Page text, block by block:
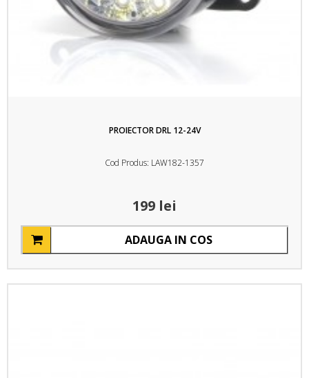
PROIECTOR DRL 12-24V
Cod Produs: LAW182-1357
199 lei
ADAUGA IN COS